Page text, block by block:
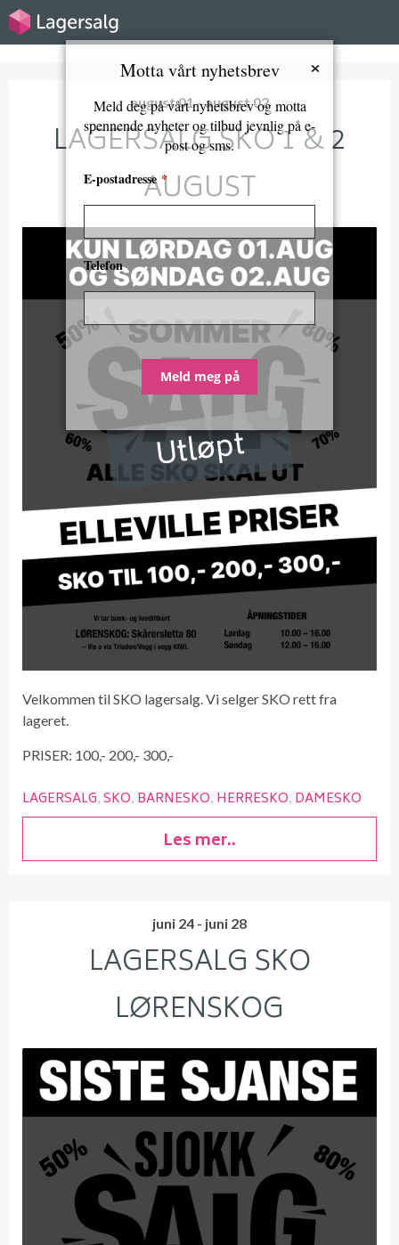
august 01 - august 02
LAGERSALG SKO 1 & 2
AUGUST
Utløpt
Velkommen til SKO lagersalg. Vi selger SKO rett fra
lageret.
PRISER: 100,- 200,- 300,-
LAGERSALG SKO BARNESKO HERRESKO DAMESKO
Les mer..
juni 24 - juni 28
LAGERSALG SKO
LØRENSKOG
×
Motta vårt nyhetsbrev
Meld deg på vårt nyhetsbrev og motta
spennende nyheter og tilbud jevnlig på e-
post og sms.
E-postadresse *
Telefon